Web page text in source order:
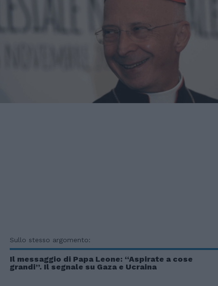
Sullo stesso argomento:
Il messaggio di Papa Leone: “Aspirate a cose
grandi”. Il segnale su Gaza e Ucraina